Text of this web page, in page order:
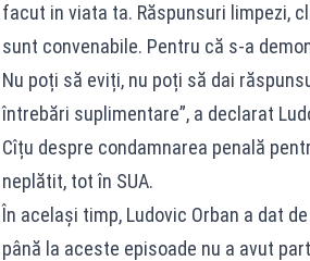
facut in viata ta. Răspunsuri limpezi,
sunt convenabile. Pentru că s-a
Nu poți să eviți, nu poți să dai
întrebări suplimentare”, a declarat
Cîțu despre condamnarea penală
neplătit, tot în SUA.
În același timp, Ludovic Orban a dat
până la aceste episoade nu a avut